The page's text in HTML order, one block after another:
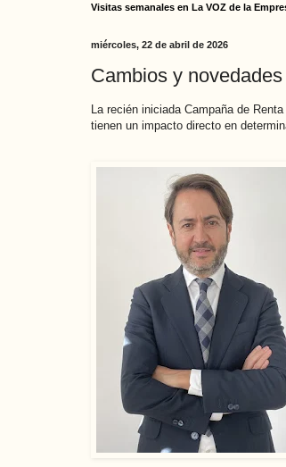
Visitas semanales en La VOZ de la
miércoles, 22 de abril de 2026
Cambios y
La recién iniciada Campaña de
tienen un impacto directo en